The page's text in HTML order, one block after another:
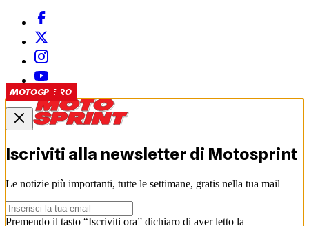
EDICOLA
CASCHI D'ORO
CASCHI D'ORO
CASCHI D'ORO
SUPERBIKE
MOTOGP
MOTOGP
MOTOGP
MOTOGP
Iscriviti alla newsletter di Motosprint
Le notizie più importanti, tutte le settimane, gratis nella tua mail
Premendo il tasto “Iscriviti ora” dichiaro di aver letto la